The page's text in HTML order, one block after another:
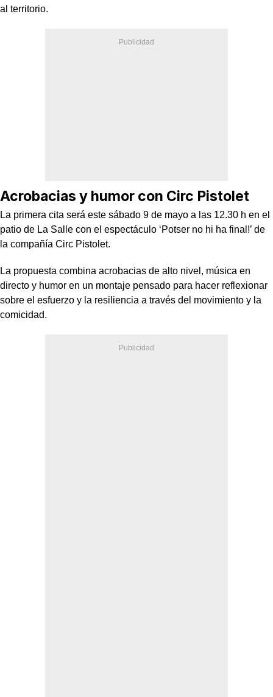
al territorio.
Acrobacias y humor con Circ Pistolet
La primera cita será este sábado 9 de mayo a las 12.30 h en el
patio de La Salle con el espectáculo ‘Potser no hi ha final!’ de
la compañía Circ Pistolet.
La propuesta combina acrobacias de alto nivel, música en
directo y humor en un montaje pensado para hacer reflexionar
sobre el esfuerzo y la resiliencia a través del movimiento y la
comicidad.